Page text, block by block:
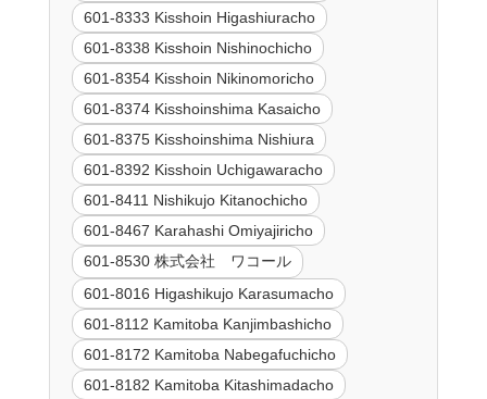
601-8333 Kisshoin Higashiuracho
601-8338 Kisshoin Nishinochicho
601-8354 Kisshoin Nikinomoricho
601-8374 Kisshoinshima Kasaicho
601-8375 Kisshoinshima Nishiura
601-8392 Kisshoin Uchigawaracho
601-8411 Nishikujo Kitanochicho
601-8467 Karahashi Omiyajiricho
601-8530 株式会社 ワコール
601-8016 Higashikujo Karasumacho
601-8112 Kamitoba Kanjimbashicho
601-8172 Kamitoba Nabegafuchicho
601-8182 Kamitoba Kitashimadacho